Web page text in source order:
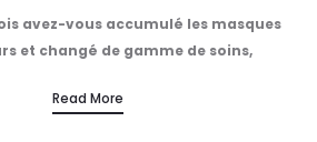
avez-vous accumulé les masques
et changé de gamme de soins,
coloration manquait de qualité ?
Read More